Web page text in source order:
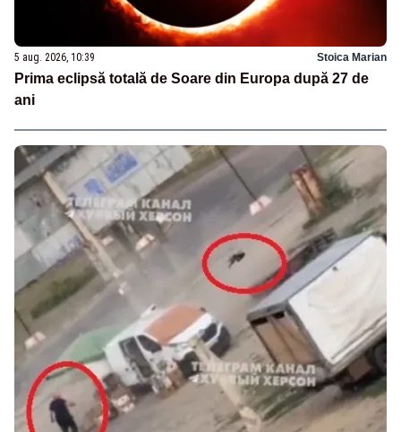
5 aug. 2026, 10:39 Stoica Marian
Prima eclipsă totală de Soare din Europa după 27 de
ani